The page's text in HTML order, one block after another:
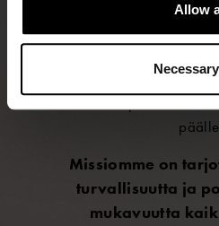
Allow
Vuonna 1964 perustettu
uranuurtaja, joka
-kuivapuvut
Missiomme on
turvallisuutta ja
mukavuutta